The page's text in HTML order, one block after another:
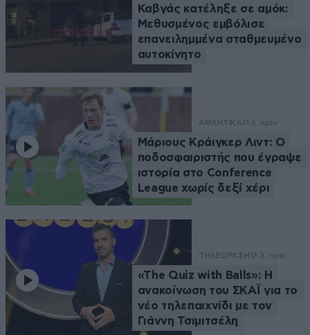
Καβγάς κατέληξε σε αμόκ:
Μεθυσμένος εμβόλισε
επανειλημμένα σταθμευμένο
αυτοκίνητο
ΑΘΛΗΤΙΚΑ 11 λ. πριν
Μάριους Κράιγκερ Λιντ: Ο
ποδοσφαιριστής που έγραψε
ιστορία στο Conference
League χωρίς δεξί χέρι
ΤΗΛΕΟΡΑΣΗ 13 λ. πριν
«The Quiz with Balls»: Η
ανακοίνωση του ΣΚΑΪ για το
νέο τηλεπαιχνίδι με τον
Γιάννη Τσιμιτσέλη